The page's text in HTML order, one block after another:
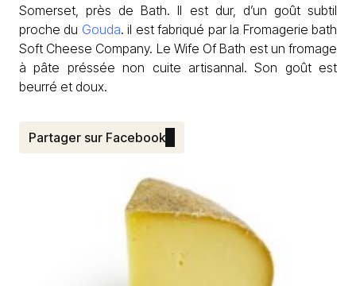
Somerset, près de Bath. Il est dur, d’un goût subtil
proche du Gouda. il est fabriqué par la Fromagerie bath
Soft Cheese Company. Le Wife Of Bath est un fromage
à pâte préssée non cuite artisannal. Son goût est
beurré et doux.
Partager sur Facebook